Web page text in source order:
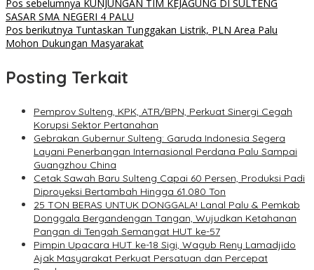
Pos sebelumnya KUNJUNGAN TIM KEJAGUNG DI SULTENG
SASAR SMA NEGERI 4 PALU
Pos berikutnya Tuntaskan Tunggakan Listrik, PLN Area Palu
Mohon Dukungan Masyarakat
Posting Terkait
Pemprov Sulteng, KPK, ATR/BPN, Perkuat Sinergi Cegah
Korupsi Sektor Pertanahan
Gebrakan Gubernur Sulteng: Garuda Indonesia Segera
Layani Penerbangan Internasional Perdana Palu Sampai
Guangzhou China
Cetak Sawah Baru Sulteng Capai 60 Persen, Produksi Padi
Diproyeksi Bertambah Hingga 61.080 Ton
25 TON BERAS UNTUK DONGGALA! Lanal Palu & Pemkab
Donggala Bergandengan Tangan, Wujudkan Ketahanan
Pangan di Tengah Semangat HUT ke-57
Pimpin Upacara HUT ke-18 Sigi, Wagub Reny Lamadjido
Ajak Masyarakat Perkuat Persatuan dan Percepat